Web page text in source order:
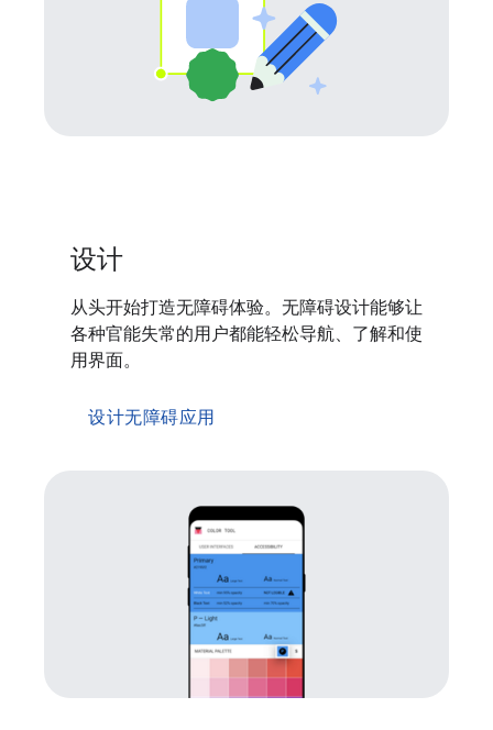
设计
从头开始打造无障碍体验。无障碍设计能够让
各种官能失常的用户都能轻松导航、了解和使
用界面。
设计无障碍应用